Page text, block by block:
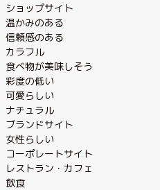
ショップサイト
温かみのある
信頼感のある
カラフル
食べ物が美味しそう
彩度の低い
可愛らしい
ナチュラル
ブランドサイト
女性らしい
コーポレートサイト
レストラン・カフェ
飲食